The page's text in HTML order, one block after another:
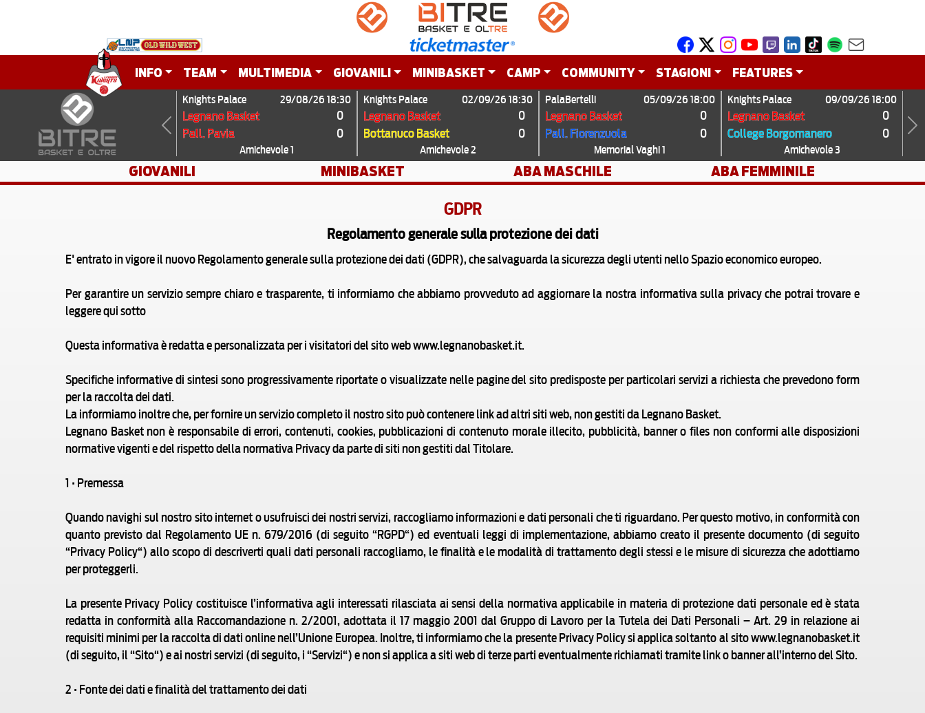
INFO TEAM MULTIMEDIA GIOVANILI MINIBASKET CAMP COMMUNITY STAGIONI FEATURES
Knights Palace 29/08/26 18:30
Legnano Basket
0
Pall. Pavia
0
Amichevole 1
Knights Palace 02/09/26 18:30
Legnano Basket
0
Bottanuco Basket
0
Amichevole 2
PalaBertelli 05/09/26 18:00
Legnano Basket
0
Pall. Fiorenzuola
0
Memorial Vaghi 1
Knights Palace 09/09/26 18:00
Legnano Basket
0
College Borgomanero
0
Amichevole 3
Previous Next
GIOVANILI MINIBASKET ABA MASCHILE ABA FEMMINILE
GDPR
Regolamento generale sulla protezione dei dati
E' entrato in vigore il nuovo Regolamento generale sulla protezione dei dati (GDPR), che salvaguarda la sicurezza degli utenti nello Spazio economico europeo.
Per garantire un servizio sempre chiaro e trasparente, ti informiamo che abbiamo provveduto ad aggiornare la nostra informativa sulla privacy che potrai trovare e
leggere qui sotto
Questa informativa è redatta e personalizzata per i visitatori del sito web www.legnanobasket.it.
Specifiche informative di sintesi sono progressivamente riportate o visualizzate nelle pagine del sito predisposte per particolari servizi a richiesta che prevedono form
per la raccolta dei dati.
La informiamo inoltre che, per fornire un servizio completo il nostro sito può contenere link ad altri siti web, non gestiti da Legnano Basket.
Legnano Basket non è responsabile di errori, contenuti, cookies, pubblicazioni di contenuto morale illecito, pubblicità, banner o files non conformi alle disposizioni
normative vigenti e del rispetto della normativa Privacy da parte di siti non gestiti dal Titolare.
1 • Premessa
Quando navighi sul nostro sito internet o usufruisci dei nostri servizi, raccogliamo informazioni e dati personali che ti riguardano. Per questo motivo, in conformità con
quanto previsto dal Regolamento UE n. 679/2016 (di seguito “RGPD“) ed eventuali leggi di implementazione, abbiamo creato il presente documento (di seguito
“Privacy Policy“) allo scopo di descriverti quali dati personali raccogliamo, le finalità e le modalità di trattamento degli stessi e le misure di sicurezza che adottiamo
per proteggerli.
La presente Privacy Policy costituisce l’informativa agli interessati rilasciata ai sensi della normativa applicabile in materia di protezione dati personale ed è stata
redatta in conformità alla Raccomandazione n. 2/2001, adottata il 17 maggio 2001 dal Gruppo di Lavoro per la Tutela dei Dati Personali – Art. 29 in relazione ai
requisiti minimi per la raccolta di dati online nell’Unione Europea. Inoltre, ti informiamo che la presente Privacy Policy si applica soltanto al sito www.legnanobasket.it
(di seguito, il “Sito“) e ai nostri servizi (di seguito, i “Servizi“) e non si applica a siti web di terze parti eventualmente richiamati tramite link o banner all’interno del Sito.
2 • Fonte dei dati e finalità del trattamento dei dati